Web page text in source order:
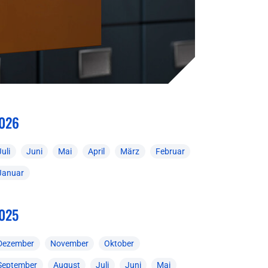
Juni Mai April März Februar
November Oktober
August Juli Juni Mai